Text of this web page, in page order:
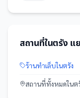
สถานที่ในตรังแย
ร้านทำเล็บในตรัง
สถานที่ทั้งหมดในต